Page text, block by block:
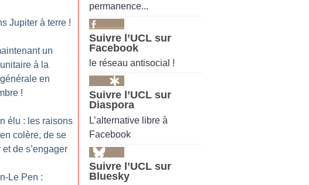
Jupiter à terre !
un
à la
en
!
élu : les raisons
en colère, de se
et de s’engager
Le Pen :
permanence...
Suivre l’UCL sur
Facebook
le réseau antisocial !
Suivre l’UCL sur
Diaspora
L’alternative libre à
Facebook
Suivre l’UCL sur
Bluesky